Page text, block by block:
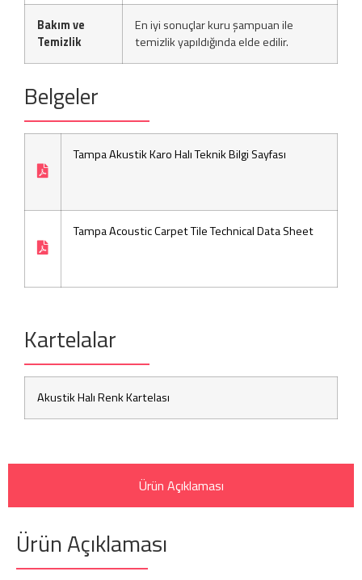
Bakım ve
Temizlik
En iyi sonuçlar kuru şampuan ile
temizlik yapıldığında elde edilir.
Belgeler
Tampa Akustik Karo Halı Teknik Bilgi Sayfası
Tampa Acoustic Carpet Tile Technical Data Sheet
Kartelalar
Akustik Halı Renk Kartelası
Ürün Açıklaması
Ürün Açıklaması